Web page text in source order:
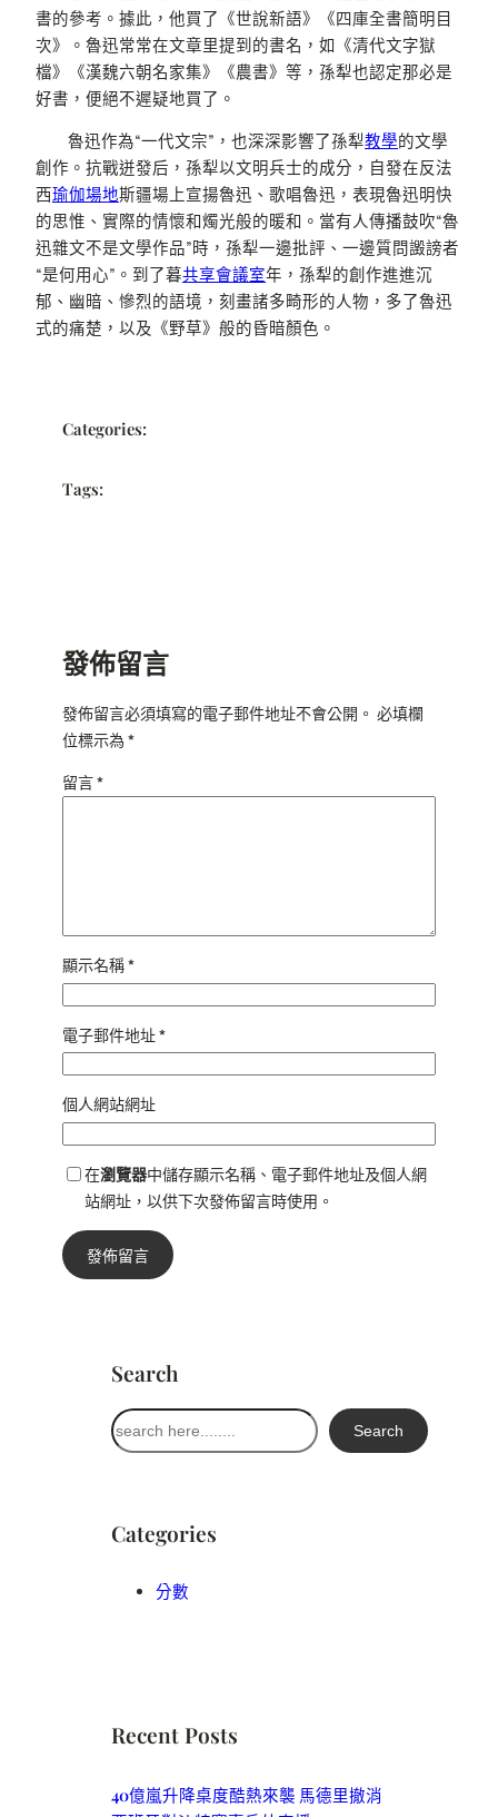
書的參考。據此，他買了《世說新語》《四庫全書簡明目
次》。魯迅常常在文章里提到的書名，如《清代文字獄
檔》《漢魏六朝名家集》《農書》等，孫犁也認定那必是
好書，便絕不遲疑地買了。
魯迅作為“一代文宗”，也深深影響了孫犁教學的文學
創作。抗戰迸發后，孫犁以文明兵士的成分，自發在反法
西瑜伽場地斯疆場上宣揚魯迅、歌唱魯迅，表現魯迅明快
的思惟、實際的情懷和燭光般的暖和。當有人傳播鼓吹“魯
迅雜文不是文學作品”時，孫犁一邊批評、一邊質問譭謗者
“是何用心”。到了暮共享會議室年，孫犁的創作進進沉
郁、幽暗、慘烈的語境，刻畫諸多畸形的人物，多了魯迅
式的痛楚，以及《野草》般的昏暗顏色。
Categories:
Tags:
發佈留言
發佈留言必須填寫的電子郵件地址不會公開。 必填欄
位標示為*
留言*
顯示名稱*
電子郵件地址*
個人網站網址
在瀏覽器中儲存顯示名稱、電子郵件地址及個人網
站網址，以供下次發佈留言時使用。
Search
搜
尋
Search
Categories
分數
Recent Posts
40億嵐升降桌度酷熱來襲 馬德里撤消